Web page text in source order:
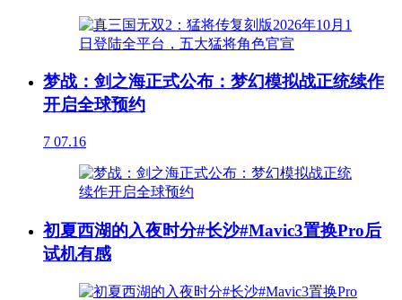
梦战：剑之海正式公布：梦幻模拟战正统续作
开启全球预约
7 07.16
初夏西湖的入夜时分#长沙#Mavic3置换Pro后
试机有感